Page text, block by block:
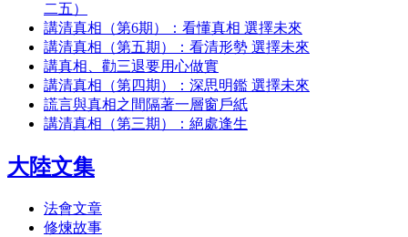
二五）
講清真相（第6期）：看懂真相 選擇未來
講清真相（第五期）：看清形勢 選擇未來
講真相、勸三退要用心做實
講清真相（第四期）：深思明鑑 選擇未來
謊言與真相之間隔著一層窗戶紙
講清真相（第三期）：絕處逢生
大陸文集
法會文章
修煉故事